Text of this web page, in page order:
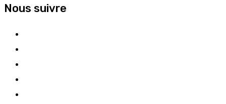
Nous suivre